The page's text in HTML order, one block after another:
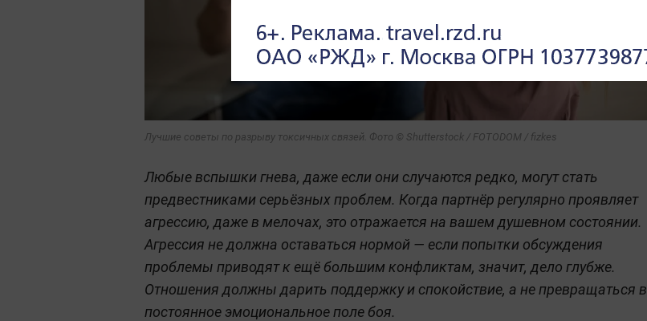
Лучшие советы по разрыву токсичных связей. Фото © Shutterstock / FOTODOM / fizkes
Любые вспышки гнева, даже если они случаются редко, могут стать
предвестниками серьёзных проблем. Когда партнёр регулярно проявляет
агрессию, даже в мелочах, это отражается на вашем душевном состоянии.
Агрессия не должна оставаться нормой — если попытки обсуждения
проблемы приводят к ещё большим конфликтам, значит, дело глубже.
Отношения должны дарить поддержку и спокойствие, а не превращаться в
постоянное эмоциональное поле боя.